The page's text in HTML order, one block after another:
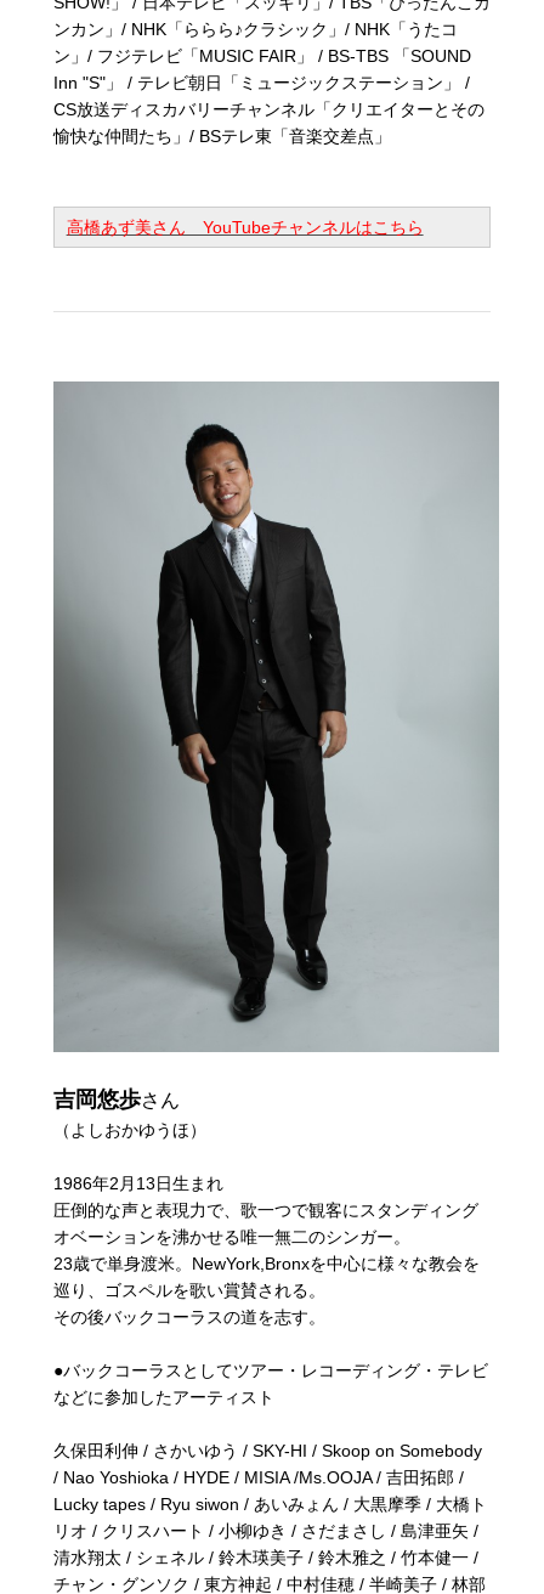
ンカン」/ NHK「ららら♪クラシック」/ NHK「うたコ
ン」/ フジテレビ「MUSIC FAIR」 / BS-TBS 「SOUND
Inn "S"」 / テレビ朝日「ミュージックステーション」 /
CS放送ディスカバリーチャンネル「クリエイターとその
愉快な仲間たち」/ BSテレ東「音楽交差点」
高橋あず美さん YouTubeチャンネルはこちら
吉岡悠歩さん
（よしおかゆうほ）
1986年2月13日生まれ
圧倒的な声と表現力で、歌一つで観客にスタンディング
オベーションを沸かせる唯一無二のシンガー。
23歳で単身渡米。NewYork,Bronxを中心に様々な教会を
巡り、ゴスペルを歌い賞賛される。
その後バックコーラスの道を志す。
●バックコーラスとしてツアー・レコーディング・テレビ
などに参加したアーティスト
久保田利伸 / さかいゆう / SKY-HI / Skoop on Somebody
/ Nao Yoshioka / HYDE / MISIA /Ms.OOJA / 吉田拓郎 /
Lucky tapes / Ryu siwon / あいみょん / 大黒摩季 / 大橋ト
リオ / クリスハート / 小柳ゆき / さだまさし / 島津亜矢 /
清水翔太 / シェネル / 鈴木瑛美子 / 鈴木雅之 / 竹本健一 /
チャン・グンソク / 東方神起 / 中村佳穂 / 半崎美子 / 林部